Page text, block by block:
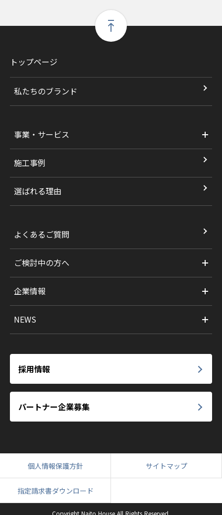
トップページ
私たちのブランド
事業・サービス
施工事例
選ばれる理由
よくあるご質問
ご検討中の方へ
企業情報
NEWS
採用情報
パートナー企業募集
個人情報保護方針 サイトマップ
指定請求書ダウンロード